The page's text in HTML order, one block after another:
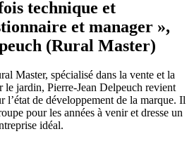
technique et
et manager »,
(Rural Master)
Master, spécialisé dans la vente et la
le jardin, Pierre-Jean Delpeuch revient
l’état de développement de la marque. Il
pour les années à venir et dresse un
idéal.